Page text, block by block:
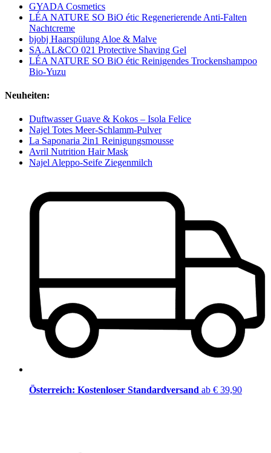
GYADA Cosmetics
LÉA NATURE SO BiO étic Regenerierende Anti-Falten
Nachtcreme
bjobj Haarspülung Aloe & Malve
SA.AL&CO 021 Protective Shaving Gel
LÉA NATURE SO BiO étic Reinigendes Trockenshampoo
Bio-Yuzu
Neuheiten:
Duftwasser Guave & Kokos – Isola Felice
Najel Totes Meer-Schlamm-Pulver
La Saponaria 2in1 Reinigungsmousse
Avril Nutrition Hair Mask
Najel Aleppo-Seife Ziegenmilch
Österreich: Kostenloser Standardversand ab € 39,90